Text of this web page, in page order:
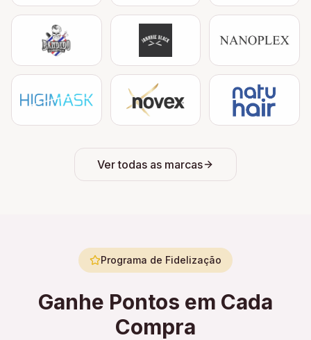
Ver todas as marcas
Programa de Fidelização
Ganhe Pontos em Cada
Compra